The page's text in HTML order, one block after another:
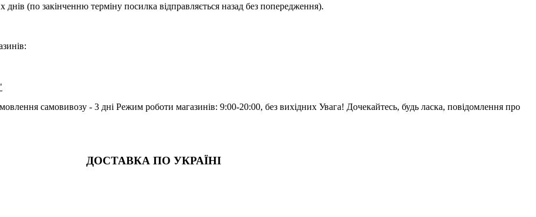
(по закінченню терміну посилка відправляється назад без попередження).
самовивозу - 3 дні Режим роботи магазинів: 9:00-20:00, без вихідних Увага! Дочекайтесь, будь ласка, повідомлення про
ДОСТАВКА ПО УКРАЇНІ